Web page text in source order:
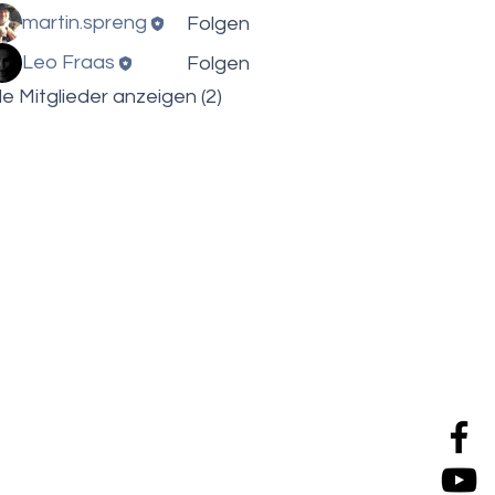
martin.spreng
Folgen
Leo Fraas
Folgen
Mitglieder anzeigen (2)